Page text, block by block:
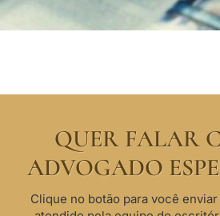
QUER FALAR
ADVOGADO
Clique no botão para você